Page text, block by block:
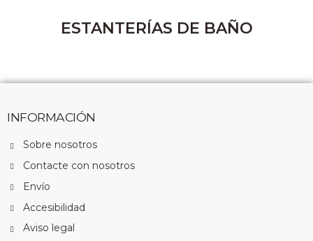
ESTANTERÍAS DE BAÑO
INFORMACIÓN
Sobre nosotros
Contacte con nosotros
Envío
Accesibilidad
Aviso legal